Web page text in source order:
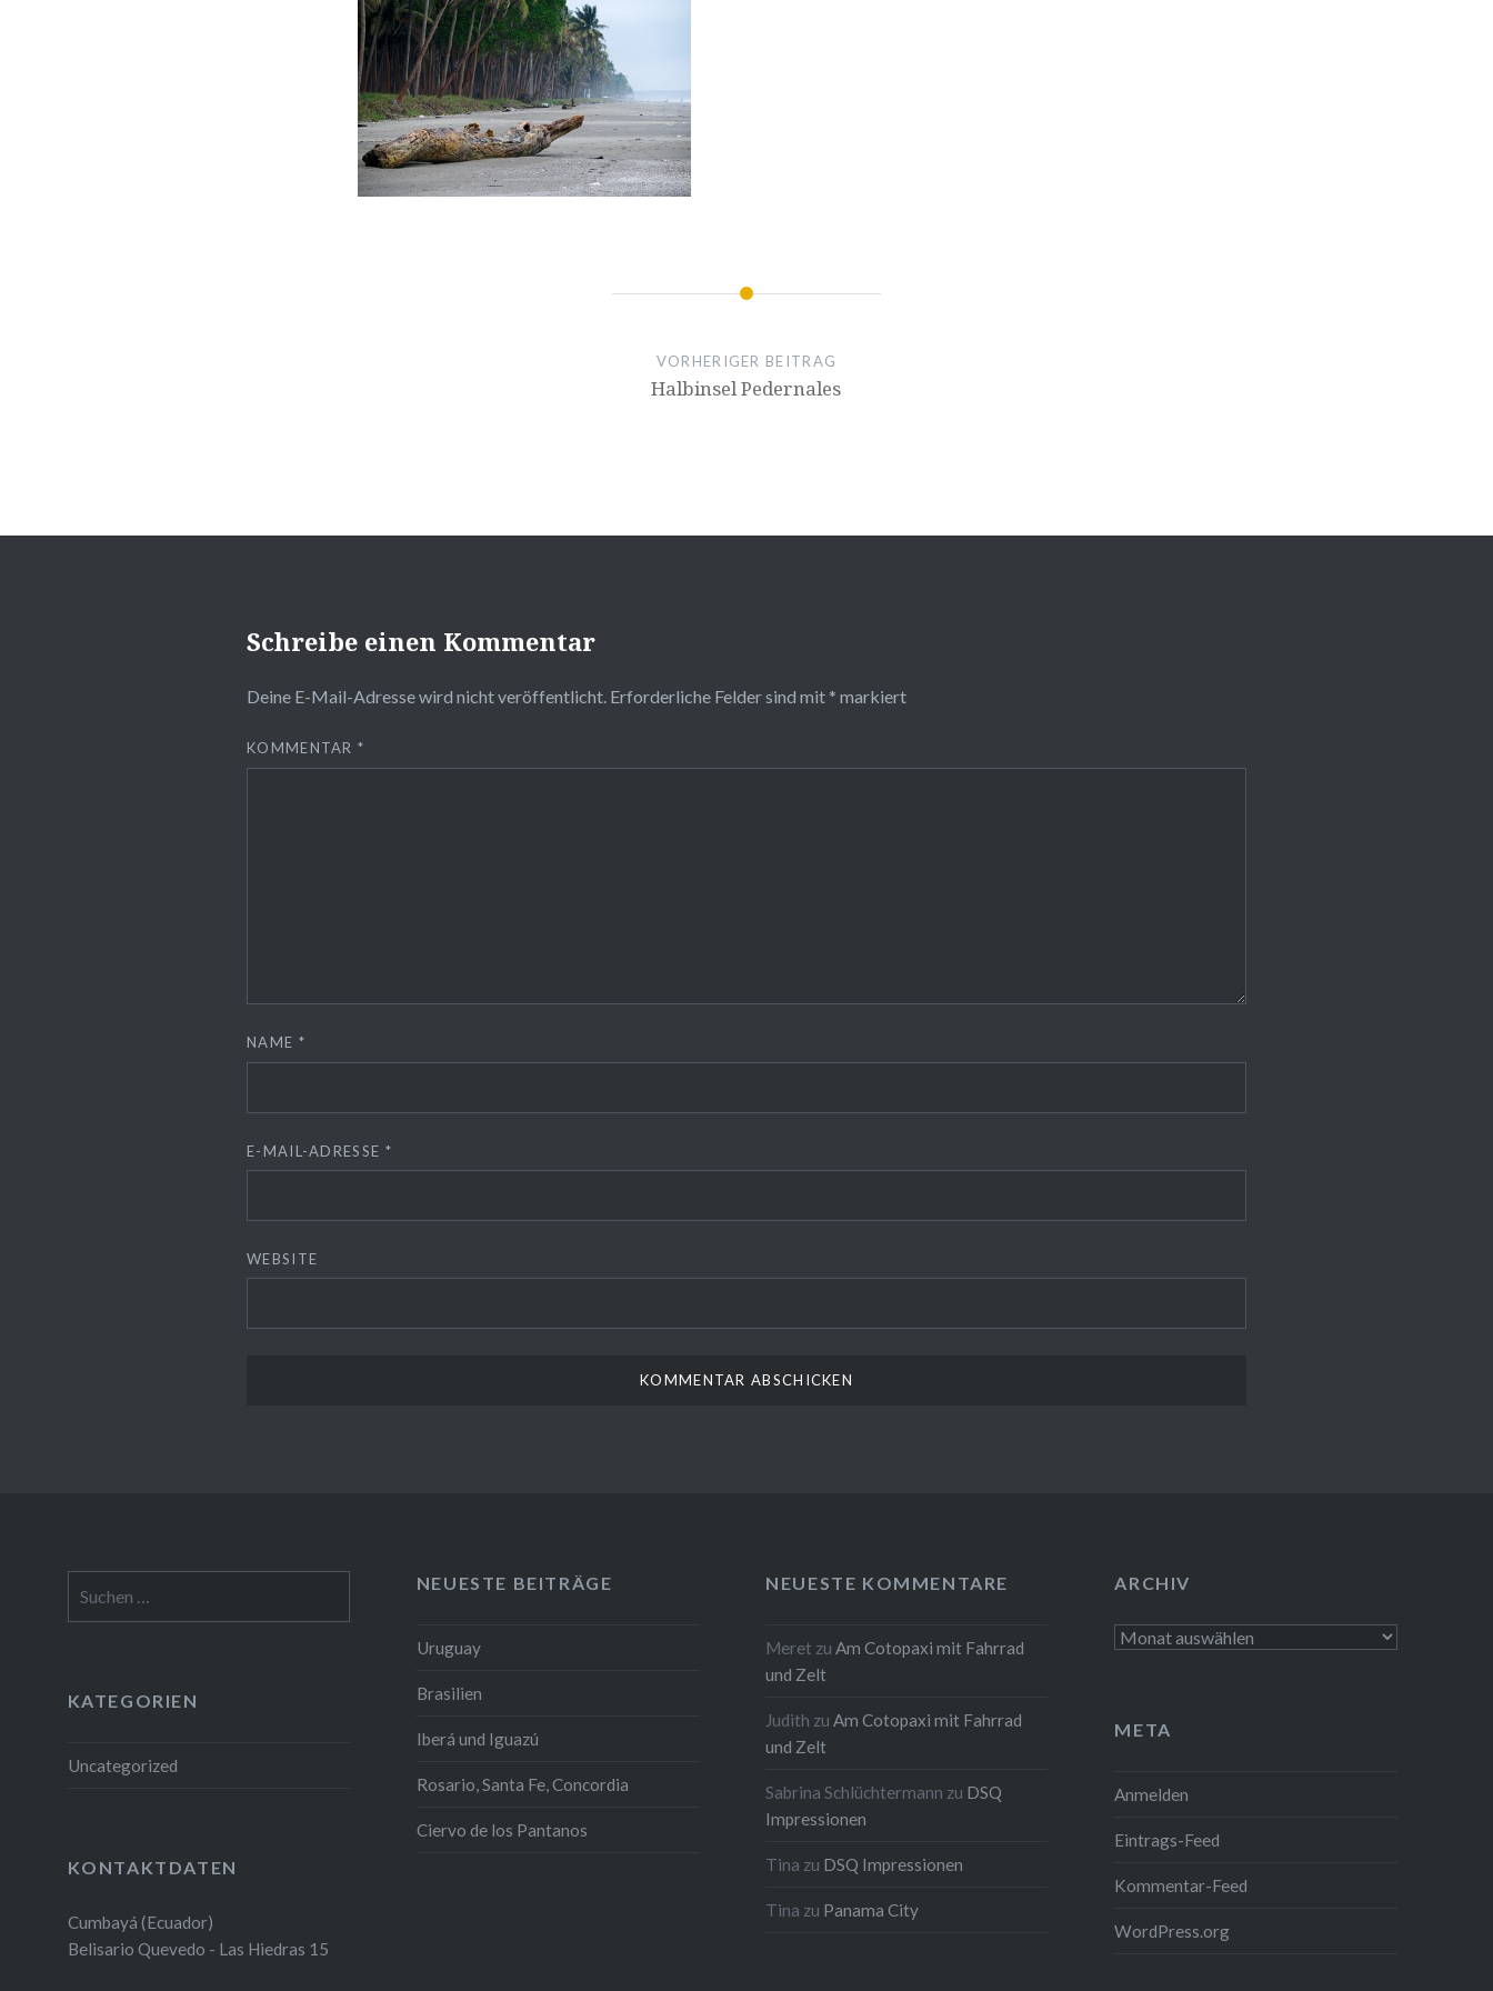
VORHERIGER BEITRAG
Halbinsel Pedernales
Schreibe einen Kommentar
Deine E-Mail-Adresse wird nicht veröffentlicht. Erforderliche Felder sind mit * markiert
KOMMENTAR*
NAME *
E-MAIL-ADRESSE *
WEBSITE
nach:
NEUESTE BEITRÄGE
Uruguay
Brasilien
Iberá und Iguazú
Rosario, Santa Fe, Concordia
Ciervo de los Pantanos
NEUESTE KOMMENTARE
Meret zuAm Cotopaxi mit Fahrrad
und Zelt
Judith zuAm Cotopaxi mit Fahrrad
und Zelt
Sabrina Schlüchtermann zu DSQ
Impressionen
Tina zu DSQ Impressionen
Tina zu Panama City
ARCHIV
Archiv
KATEGORIEN
Uncategorized
META
Anmelden
Eintrags-Feed
Kommentar-Feed
WordPress.org
KONTAKTDATEN
Cumbayá (Ecuador)
Belisario Quevedo - Las Hiedras 15